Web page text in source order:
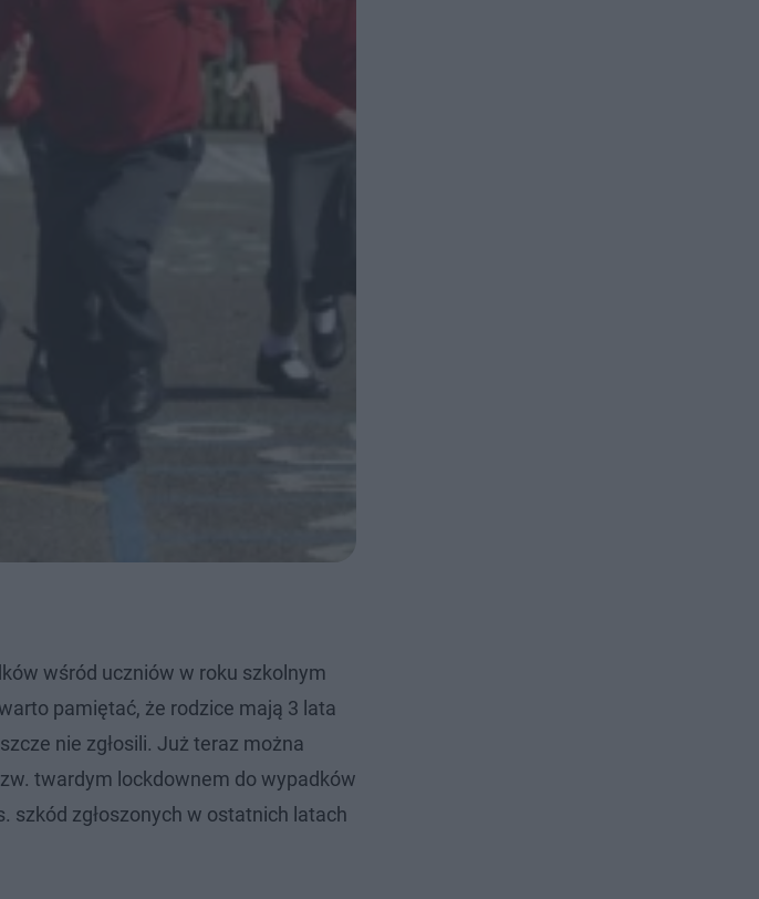
wśród uczniów w roku szkolnym
pamiętać, że rodzice mają 3 lata
nie zgłosili. Już teraz można
twardym lockdownem do wypadków
szkód zgłoszonych w ostatnich latach